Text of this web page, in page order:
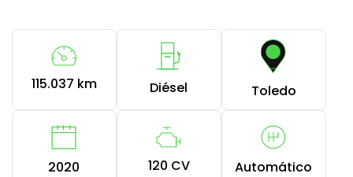
115.037 km Diésel Toledo
2020 120 CV Automático